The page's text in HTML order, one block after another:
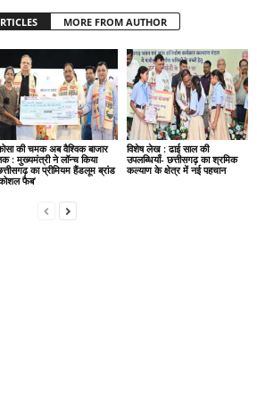
MORE FROM AUTHOR
की चमक अब वैश्विक बाजार
: मुख्यमंत्री ने लॉन्च किया
का प्रीमियम हैंडलूम ब्रांड
फैब’
विशेष लेख : ढाई साल की
उपलब्धियाँ- छत्तीसगढ़ का श्रमिक
कल्याण के क्षेत्र में नई पहचान